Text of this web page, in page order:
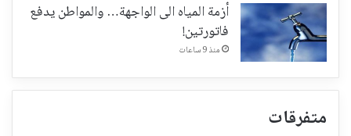
أزمة المياه الى الواجهة… والمواطن يدفع
فاتورتين!
منذ 9 ساعات
متفرقات